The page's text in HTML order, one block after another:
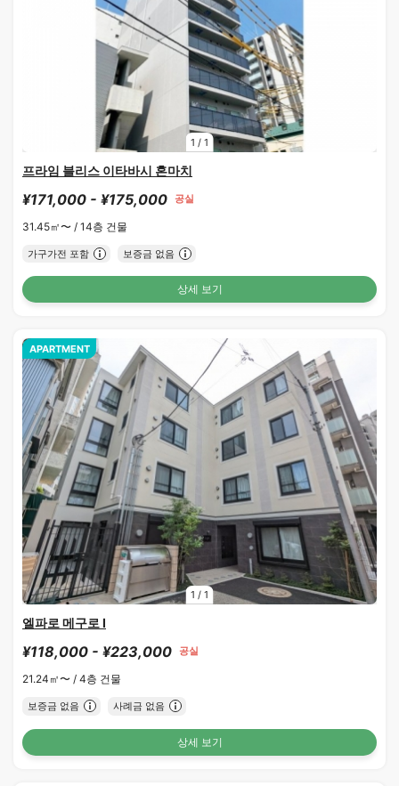
1 / 1
프라임 블리스 이타바시 혼마치
¥171,000 - ¥175,000 공실
31.45㎡〜 / 14층 건물
가구가전 포함 보증금 없음
상세 보기
1 / 1
APARTMENT
엘파로 메구로 Ⅰ
¥118,000 - ¥223,000 공실
21.24㎡〜 / 4층 건물
보증금 없음 사례금 없음
상세 보기